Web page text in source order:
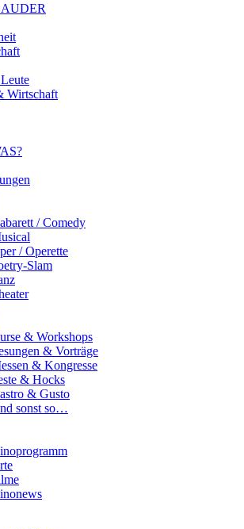
Wirtschaft
/ Comedy
/ Operette
Slam
& Workshops
& Vorträge
& Kongresse
& Hocks
& Gusto
sonst so…